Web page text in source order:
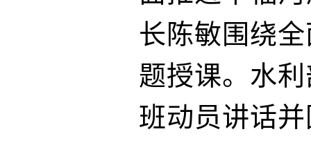
长陈敏围绕
题授课。水
班动员讲话